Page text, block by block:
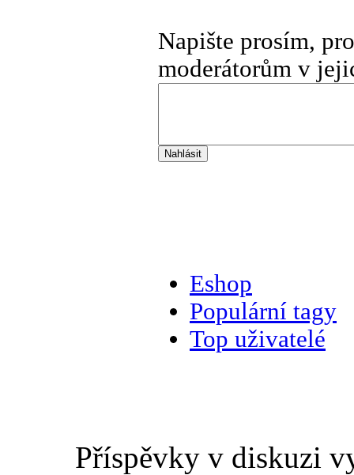
Napište prosím,
moderátorům v
Eshop
Populární tagy
Top uživatelé
Příspěvky v diskuzi